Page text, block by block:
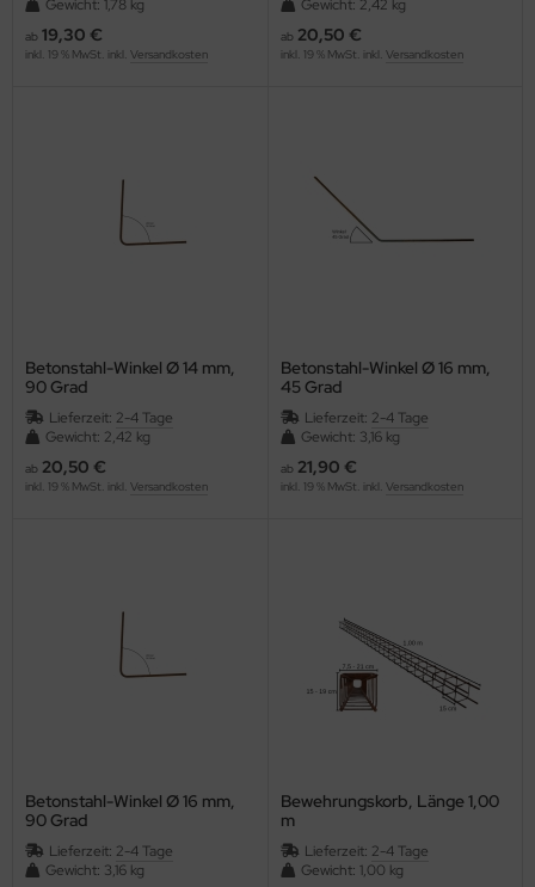
Gewicht: 1,78 kg
ab 19,30 €
inkl. 19 % MwSt. inkl. Versandkosten
Gewicht: 2,42 kg
ab 20,50 €
inkl. 19 % MwSt. inkl. Versandkosten
Betonstahl-Winkel Ø 14 mm,
90 Grad
Lieferzeit: 2-4 Tage
Gewicht: 2,42 kg
ab 20,50 €
inkl. 19 % MwSt. inkl. Versandkosten
Betonstahl-Winkel Ø 16 mm,
45 Grad
Lieferzeit: 2-4 Tage
Gewicht: 3,16 kg
ab 21,90 €
inkl. 19 % MwSt. inkl. Versandkosten
Betonstahl-Winkel Ø 16 mm,
90 Grad
Lieferzeit: 2-4 Tage
Gewicht: 3,16 kg
Bewehrungskorb, Länge 1,00
m
Lieferzeit: 2-4 Tage
Gewicht: 1,00 kg